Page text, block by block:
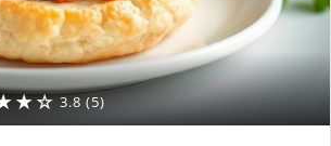
3.8 (5)